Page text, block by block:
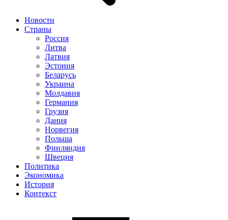
Новости
Страны
Россия
Литва
Латвия
Эстония
Беларусь
Украина
Молдавия
Германия
Грузия
Дания
Норвегия
Польша
Финляндия
Швеция
Политика
Экономика
История
Контекст